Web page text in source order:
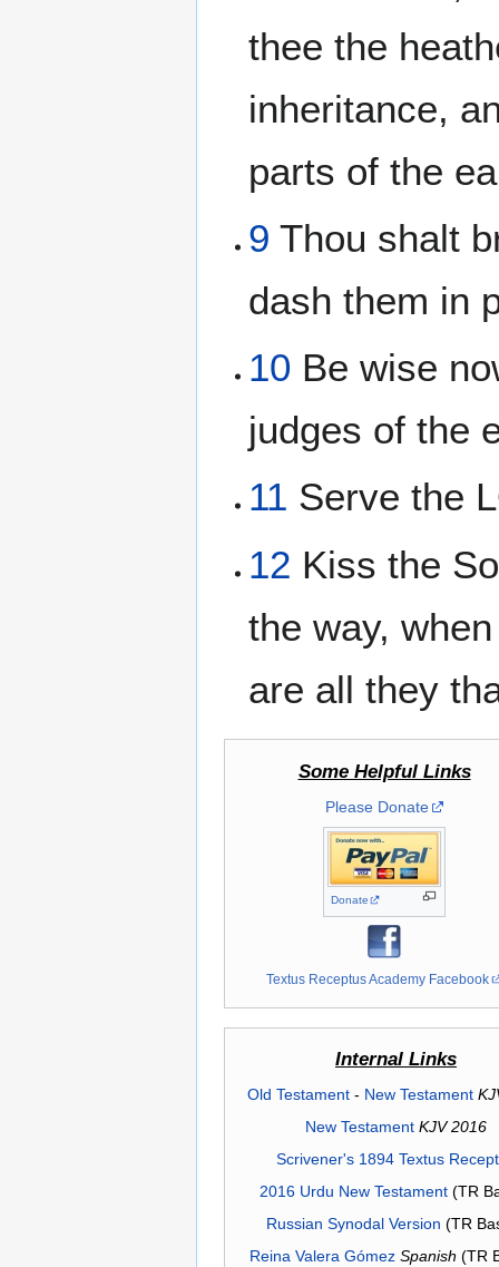
thee the
inheritance,
parts of the
9 Thou shalt
dash them in
10 Be wise
judges of the
11 Serve the
12 Kiss the
the way,
are all they
Some Helpful Links
Please Donate
Donate
Textus Receptus Academy Facebook
Internal Links
Old Testament- New Testament
New Testament KJV 2016
Scrivener's 1894 Textus
2016 Urdu New Testament(TR
Russian Synodal Version (TR
Reina Valera Gómez Spanish (TR